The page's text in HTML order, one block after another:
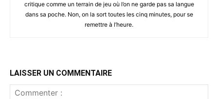
critique comme un terrain de jeu où l’on ne garde pas sa langue
dans sa poche. Non, on la sort toutes les cinq minutes, pour se
remettre à l’heure.
LAISSER UN COMMENTAIRE